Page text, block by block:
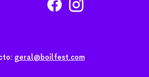
geral@boilfest.com